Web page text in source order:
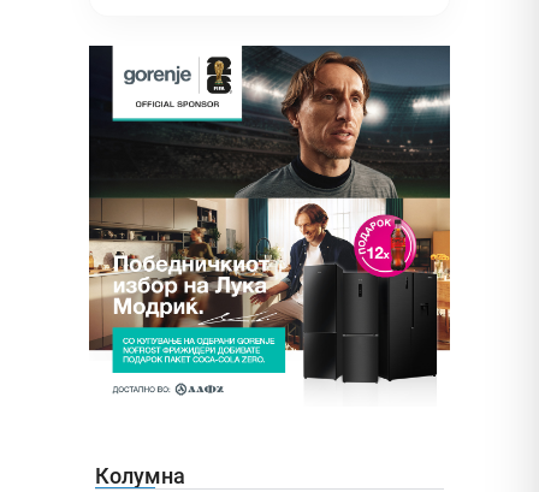
Колумна